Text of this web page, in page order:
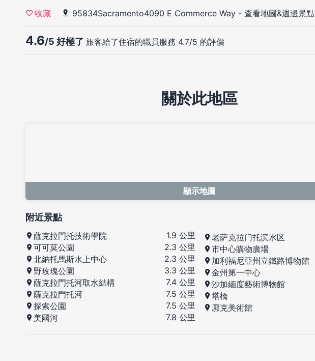
收藏 95834Sacramento4090 E Commerce Way - 查看地圖&週邊景點
4.6/5 好極了 旅客給了住宿的職員服務 4.7/5 的評價
關於此地區
顯示地圖
附近景點
薩克拉門托技術學院
1.9 公里
可可莫公園
2.3 公里
北納托馬斯水上中心
2.3 公里
野玫瑰公園
3.3 公里
薩克拉門托河取水結構
7.4 公里
薩克拉門托河
7.5 公里
探索公園
7.5 公里
美國河
7.8 公里
老萨克拉门托滨水区
市中心購物廣場
加利福尼亞州立鐵路博物館
金州第一中心
沙加緬度藝術博物館
塔橋
廓克美術館